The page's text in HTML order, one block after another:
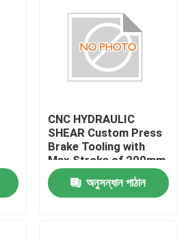
CNC HYDRAULIC
SHEAR Custom Press
Brake Tooling with
Max Stroke of 200mm
অনুসন্ধান পাঠান